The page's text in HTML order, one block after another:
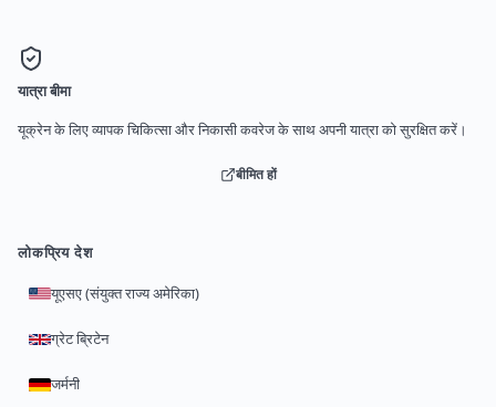
यात्रा बीमा
यूक्रेन के लिए व्यापक चिकित्सा और निकासी कवरेज के साथ अपनी यात्रा को सुरक्षित करें।
बीमित हों
लोकप्रिय देश
यूएसए (संयुक्त राज्य अमेरिका)
ग्रेट ब्रिटेन
जर्मनी